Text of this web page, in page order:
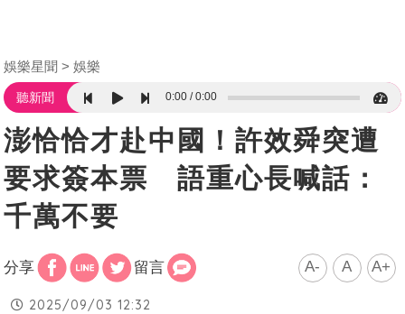
娛樂星聞 娛樂
聽新聞 0:00 0:00
澎恰恰才赴中國！許效舜突遭
要求簽本票 語重心長喊話：
千萬不要
分享 留言 A- A A+
2025/09/03 12:32